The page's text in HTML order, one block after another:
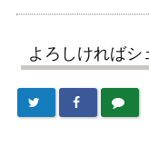
よろしければシ